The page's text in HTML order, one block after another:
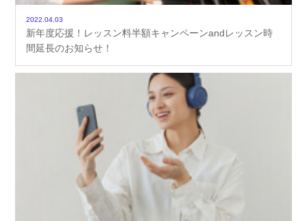
2022.04.03
新年度応援！レッスン料半額キャンペーンandレッスン時
間延長のお知らせ！